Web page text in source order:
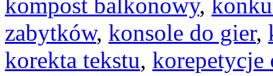
zabytków, konsole do gier,
korekta tekstu, korepetycje